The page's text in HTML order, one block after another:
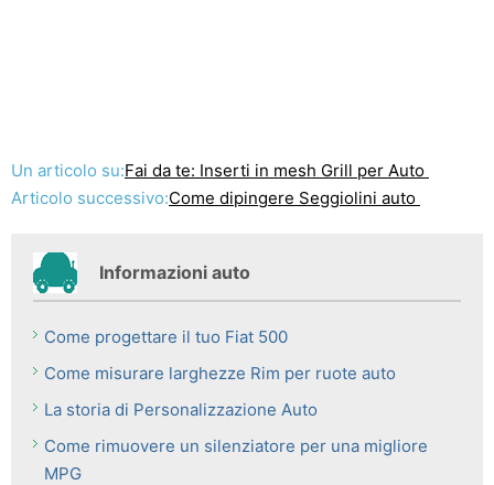
Un articolo su:Fai da te: Inserti in mesh Grill per Auto
Articolo successivo:Come dipingere Seggiolini auto
Informazioni auto
Come progettare il tuo Fiat 500
Come misurare larghezze Rim per ruote auto
La storia di Personalizzazione Auto
Come rimuovere un silenziatore per una migliore
MPG